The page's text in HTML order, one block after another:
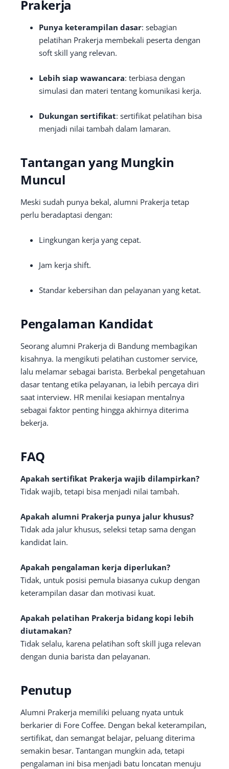
Prakerja
Punya keterampilan dasar: sebagian
pelatihan Prakerja membekali peserta dengan
soft skill yang relevan.
Lebih siap wawancara: terbiasa dengan
simulasi dan materi tentang komunikasi kerja.
Dukungan sertifikat: sertifikat pelatihan bisa
menjadi nilai tambah dalam lamaran.
Tantangan yang Mungkin
Muncul
Meski sudah punya bekal, alumni Prakerja tetap
perlu beradaptasi dengan:
Lingkungan kerja yang cepat.
Jam kerja shift.
Standar kebersihan dan pelayanan yang ketat.
Pengalaman Kandidat
Seorang alumni Prakerja di Bandung membagikan
kisahnya. Ia mengikuti pelatihan customer service,
lalu melamar sebagai barista. Berbekal pengetahuan
dasar tentang etika pelayanan, ia lebih percaya diri
saat interview. HR menilai kesiapan mentalnya
sebagai faktor penting hingga akhirnya diterima
bekerja.
FAQ
Apakah sertifikat Prakerja wajib dilampirkan?
Tidak wajib, tetapi bisa menjadi nilai tambah.
Apakah alumni Prakerja punya jalur khusus?
Tidak ada jalur khusus, seleksi tetap sama dengan
kandidat lain.
Apakah pengalaman kerja diperlukan?
Tidak, untuk posisi pemula biasanya cukup dengan
keterampilan dasar dan motivasi kuat.
Apakah pelatihan Prakerja bidang kopi lebih
diutamakan?
Tidak selalu, karena pelatihan soft skill juga relevan
dengan dunia barista dan pelayanan.
Penutup
Alumni Prakerja memiliki peluang nyata untuk
berkarier di Fore Coffee. Dengan bekal keterampilan,
sertifikat, dan semangat belajar, peluang diterima
semakin besar. Tantangan mungkin ada, tetapi
pengalaman ini bisa menjadi batu loncatan menuju